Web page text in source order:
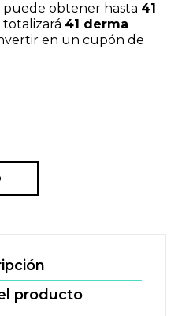
obtener hasta 41
totalizará 41 derma
en un cupón de
producto